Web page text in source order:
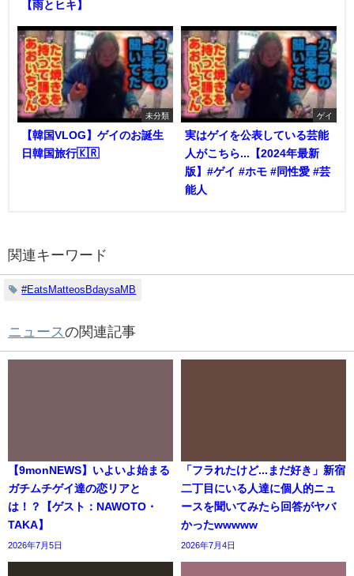
【雨とヒキ】
未分類
【韓国VLOG】ゲイのお誕生
日韓国旅行🇰🇷
ゲイ
実はゲイを公表している芸能
人がこちら...【2024年最新
版】#ゲイ #ホモ #同性愛 #芸
能人
関連キーワード
#EatsMatteosBdaysaMB
ニュースの関連記事
【9monNEWS】いよいよ始まる
ガチムチゲイ達の恋リアと
は！？【ゲスト：NAWOTO・
TAKA】
2026年7月5日
「フラれたけど...まだ好き」新宿
二丁目にいる人達に個人的ニュ
ースを聞いてみたら回答がヤバ
かったwwwww
2026年7月4日